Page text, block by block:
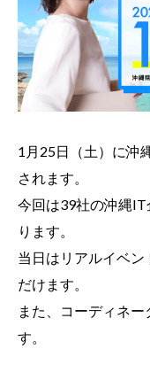
1月25日（土）に沖
されます。
今回は39社の沖縄IT
ります。
当日はリアルイベ
だけます。
また、コーディネ
す。